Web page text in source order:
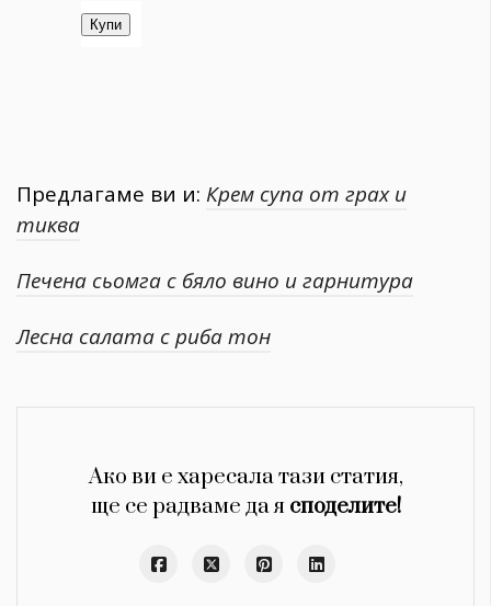
Предлагаме ви и: Крем супа от грах и
тиква
Печена сьомга с бяло вино и гарнитура
Лесна салата с риба тон
Ако ви е харесала тази статия,
ще се радваме да я споделите!